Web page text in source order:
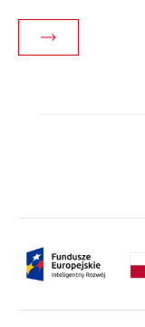
Czytaj dalej